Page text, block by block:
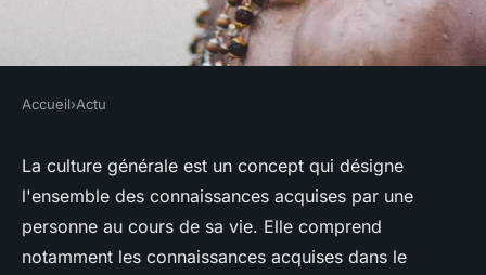
C'est quoi la culture générale
en BTS ?
véronique•27 octobre 2022•4 min de lecture
Accueil›Actu
La culture générale est un concept qui désigne
l'ensemble des connaissances acquises par une
personne au cours de sa vie. Elle comprend
notamment les connaissances acquises dans le